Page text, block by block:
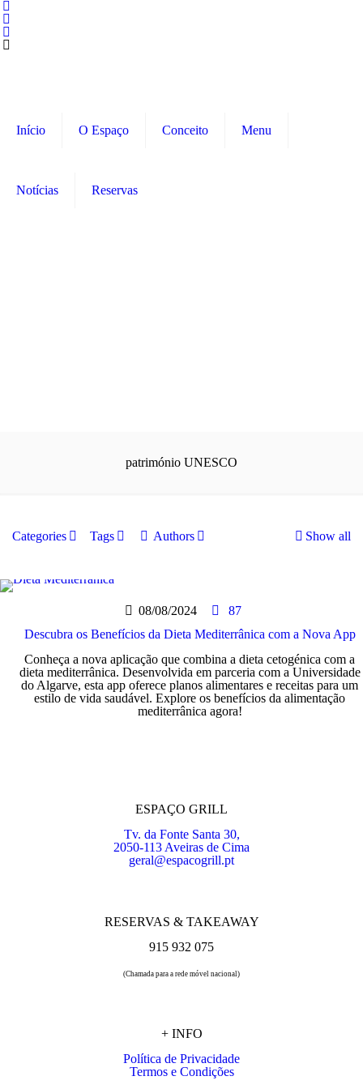
Início O Espaço Conceito Menu
Notícias Reservas
património UNESCO
Categories Tags Authors Show all
08/08/2024
87
Descubra os Benefícios da Dieta Mediterrânica com a Nova App
Conheça a nova aplicação que combina a dieta cetogénica com a
dieta mediterrânica. Desenvolvida em parceria com a Universidade
do Algarve, esta app oferece planos alimentares e receitas para um
estilo de vida saudável. Explore os benefícios da alimentação
mediterrânica agora!
ESPAÇO GRILL
Tv. da Fonte Santa 30,
2050-113 Aveiras de Cima
geral@espacogrill.pt
RESERVAS & TAKEAWAY
915 932 075
(Chamada para a rede móvel nacional)
+ INFO
Política de Privacidade
Termos e Condições